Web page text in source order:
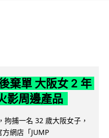
棄單 大阪女 2 年
影周邊產品
拘捕一名 32 歲大阪女子，
網店「JUMP